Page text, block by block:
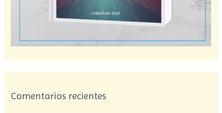
Comentarios recientes